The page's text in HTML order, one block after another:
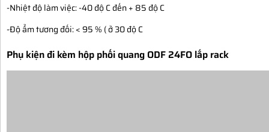
-Nhiệt độ làm việc: -40 độ C đến + 85 độ C
-Độ ẩm tương đối: < 95 % ( ở 30 độ C
Phụ kiện đi kèm hộp phối quang ODF 24FO lắp rack